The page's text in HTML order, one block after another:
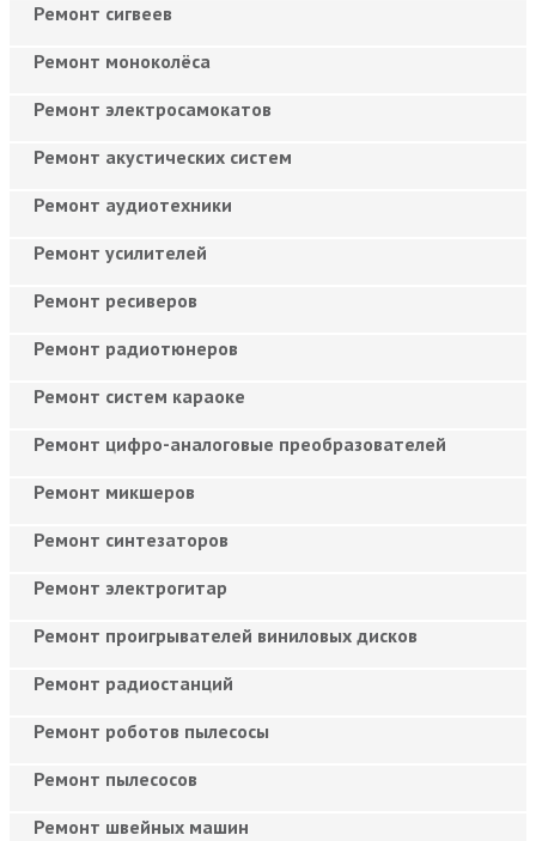
Ремонт сигвеев
Ремонт моноколёса
Ремонт электросамокатов
Ремонт акустических систем
Ремонт аудиотехники
Ремонт усилителей
Ремонт ресиверов
Ремонт радиотюнеров
Ремонт систем караоке
Ремонт цифро-аналоговые преобразователей
Ремонт микшеров
Ремонт синтезаторов
Ремонт электрогитар
Ремонт проигрывателей виниловых дисков
Ремонт радиостанций
Ремонт роботов пылесосы
Ремонт пылесосов
Ремонт швейных машин